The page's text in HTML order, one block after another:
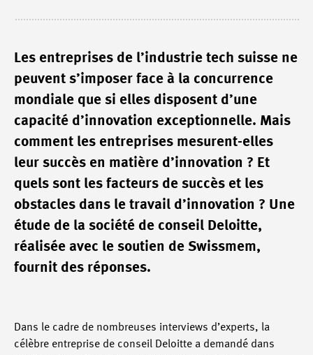
Les entreprises de l’industrie tech suisse ne
peuvent s’imposer face à la concurrence
mondiale que si elles disposent d’une
capacité d’innovation exceptionnelle. Mais
comment les entreprises mesurent-elles
leur succès en matière d’innovation ? Et
quels sont les facteurs de succès et les
obstacles dans le travail d’innovation ? Une
étude de la société de conseil Deloitte,
réalisée avec le soutien de Swissmem,
fournit des réponses.
Dans le cadre de nombreuses interviews d’experts, la
célèbre entreprise de conseil Deloitte a demandé dans